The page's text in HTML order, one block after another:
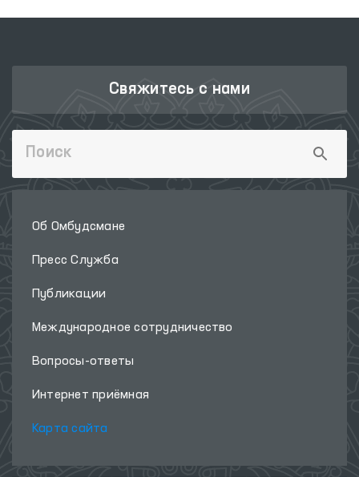
Свяжитесь с нами
Об Омбудсмане
Пресс Служба
Публикации
Международное сотрудничество
Вопросы-ответы
Интернет приёмная
Карта сайта